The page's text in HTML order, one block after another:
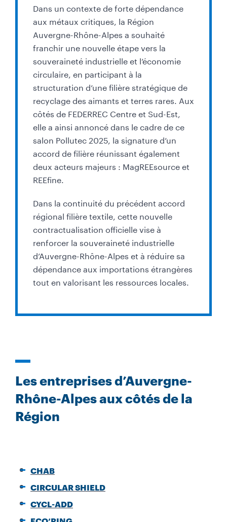
Dans un contexte de forte dépendance
aux métaux critiques, la Région
Auvergne-Rhône-Alpes a souhaité
franchir une nouvelle étape vers la
souveraineté industrielle et l’économie
circulaire, en participant à la
structuration d’une filière stratégique de
recyclage des aimants et terres rares. Aux
côtés de FEDERREC Centre et Sud-Est,
elle a ainsi annoncé dans le cadre de ce
salon Pollutec 2025, la signature d’un
accord de filière réunissant également
deux acteurs majeurs : MagREEsource et
REEfine.
Dans la continuité du précédent accord
régional filière textile, cette nouvelle
contractualisation officielle vise à
renforcer la souveraineté industrielle
d’Auvergne-Rhône-Alpes et à réduire sa
dépendance aux importations étrangères
tout en valorisant les ressources locales.
Les entreprises d’Auvergne-
Rhône-Alpes aux côtés de la
Région
CHAB
CIRCULAR SHIELD
CYCL-ADD